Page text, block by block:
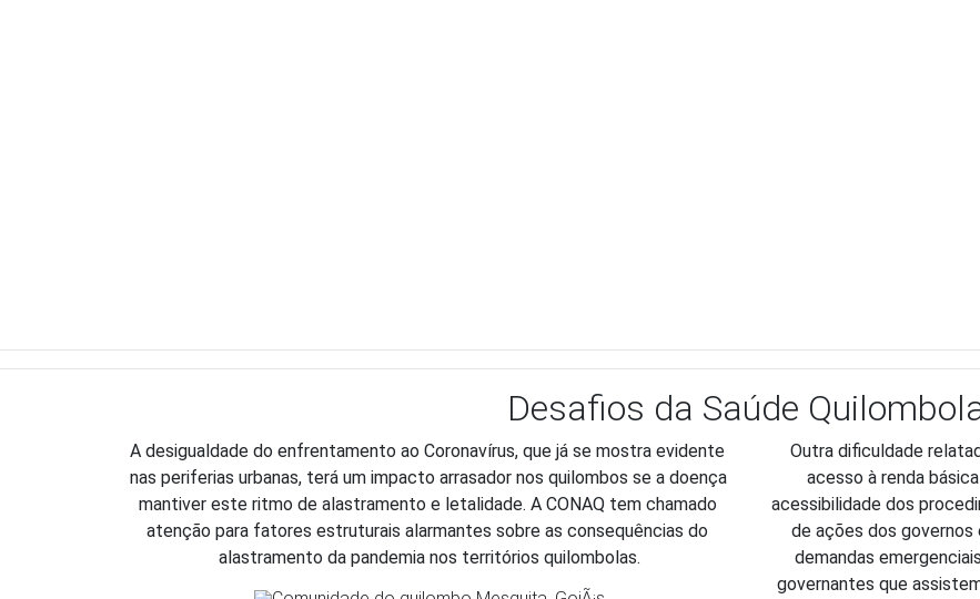
Desafios da Saúde
A desigualdade do enfrentamento ao Coronavírus, que já se mostra evidente
nas periferias urbanas, terá um impacto arrasador nos quilombos se a doença
mantiver este ritmo de alastramento e letalidade. A CONAQ tem chamado
atenção para fatores estruturais alarmantes sobre as consequências do
alastramento da pandemia nos territórios quilombolas.
Outra dificuldade
acesso à renda
acessibilidade dos
de ações dos governos
demandas
governantes que